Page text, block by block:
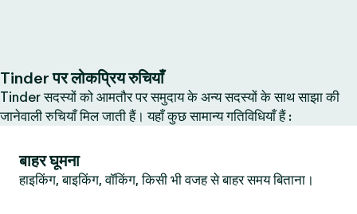
Tinder पर लोकप्रिय रुचियाँ
Tinder सदस्यों को आमतौर पर समुदाय के अन्य सदस्यों के साथ साझा की
जानेवाली रुचियाँ मिल जाती हैं। यहाँ कुछ सामान्य गतिविधियाँ हैं :
बाहर घूमना
हाइकिंग, बाइकिंग, वॉकिंग, किसी भी वजह से बाहर समय बिताना।